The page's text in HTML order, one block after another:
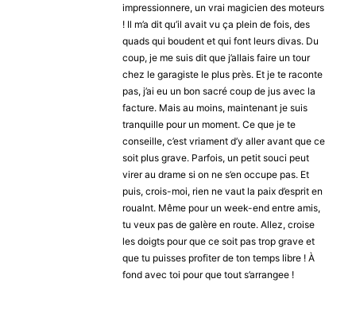
impressionnere, un vrai magicien des moteurs
! Il m’a dit qu’il avait vu ça plein de fois, des
quads qui boudent et qui font leurs divas. Du
coup, je me suis dit que j’allais faire un tour
chez le garagiste le plus près. Et je te raconte
pas, j’ai eu un bon sacré coup de jus avec la
facture. Mais au moins, maintenant je suis
tranquille pour un moment. Ce que je te
conseille, c’est vriament d’y aller avant que ce
soit plus grave. Parfois, un petit souci peut
virer au drame si on ne s’en occupe pas. Et
puis, crois-moi, rien ne vaut la paix d’esprit en
roualnt. Même pour un week-end entre amis,
tu veux pas de galère en route. Allez, croise
les doigts pour que ce soit pas trop grave et
que tu puisses profiter de ton temps libre ! À
fond avec toi pour que tout s’arrangee !